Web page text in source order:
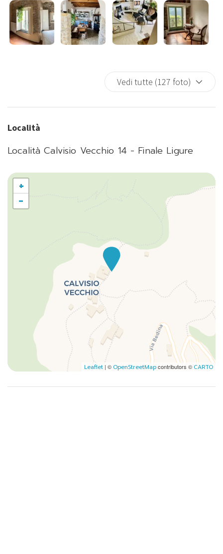
Vedi tutte (127 foto)
Località
Località Calvisio Vecchio 14 - Finale Ligure
+
−
Leaflet | © OpenStreetMapcontributors ©CARTO